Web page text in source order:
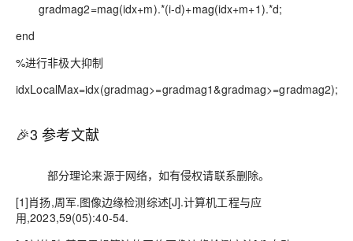
gradmag2=mag(idx+m).*(i-d)+mag(idx+m+1).*d;
end
%进行非极大抑制
idxLocalMax=idx(gradmag>=gradmag1&gradmag>=gradmag2);
🎉3 参考文献
部分理论来源于网络，如有侵权请联系删除。
[1]肖扬,周军.图像边缘检测综述[J].计算机工程与应
用,2023,59(05):40-54.